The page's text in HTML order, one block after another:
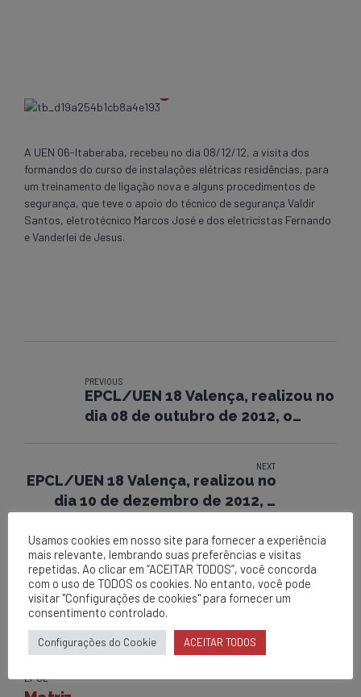
A UEN 06-Itaberaba, recebeu no dia 08/12/12, a visita dos
formandos do curso de instalações elétricas residências, para
um treinamento de ligação nova e alguns procedimentos de
segurança, que teve o apoio do técnico de segurança Valdir
Santos, eletrotécnico Marcos José e dos eletricistas Fernando
e Vanderlei de Jesus.
PREVIOUS
EPCL/UEN 18 Valença, realizou no
dia 08 de outubro de 2012, o
NEXT
EPCL/UEN 18 Valença, realizou no
dia 10 de dezembro de 2012, o
EPCL
Usamos cookies em nosso site para fornecer a experiência
mais relevante, lembrando suas preferências e visitas
repetidas. Ao clicar em “ACEITAR TODOS”, você concorda
com o uso de TODOS os cookies. No entanto, você pode
visitar "Configurações de cookies" para fornecer um
consentimento controlado.
Configurações do Cookie ACEITAR TODOS